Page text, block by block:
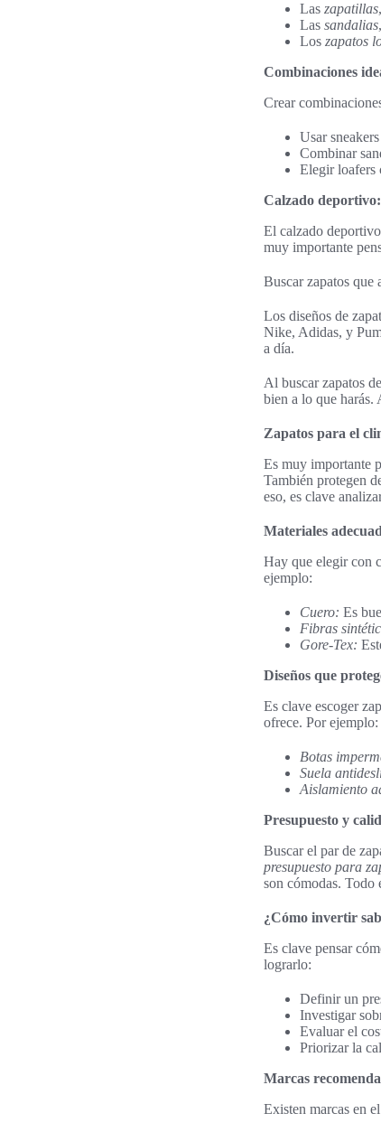
Las zapatillas
Las sandalias
Los zapatos
Combinaciones
Crear
Usar
Combinar
Elegir loafers
Calzado
El calzado
muy importante
Buscar zapatos que
Los diseños de
Nike, Adidas, y
a día.
Al buscar zapatos
bien a lo que harás.
Zapatos para el
Es muy importante
También protegen
eso, es clave
Materiales
Hay que elegir con
ejemplo:
Cuero: Es
Fibras
Gore-Tex:
Diseños que
Es clave escoger
ofrece. Por ejemplo:
Botas
Suela
Aislamiento
Presupuesto y
Buscar el par de
presupuesto para
son cómodas. Todo
¿Cómo invertir
Es clave pensar
lograrlo:
Definir un
Investigar
Evaluar el
Priorizar la
Marcas
Existen marcas en